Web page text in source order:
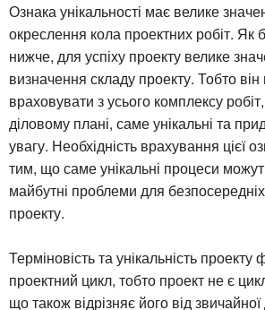
Ознака унікальності має велике
окреслення кола проектних робіт. Як
нижче, для успіху проекту велике
визначення складу проекту. Тобто
враховувати з усього комплексу
діловому плані, саме унікальні та
увагу. Необхідність врахування цієї
тим, що саме унікальні процеси
майбутні проблеми для
проекту.
Терміновість та унікальність
проектний цикл, тобто проект не є
що також відрізняє його від звичайної